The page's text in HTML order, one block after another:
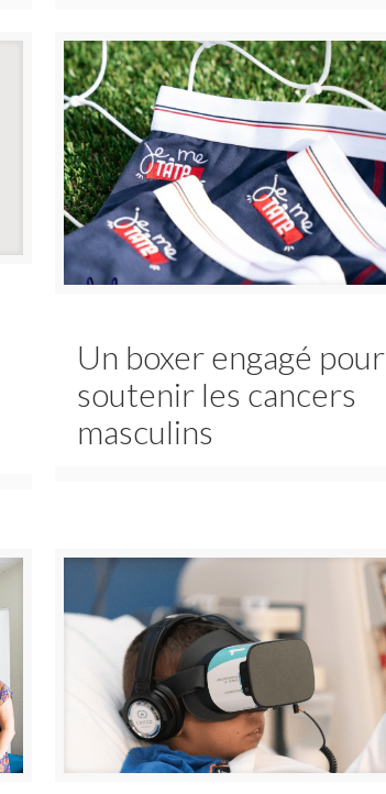
Un boxer engagé pour
soutenir les cancers
masculins